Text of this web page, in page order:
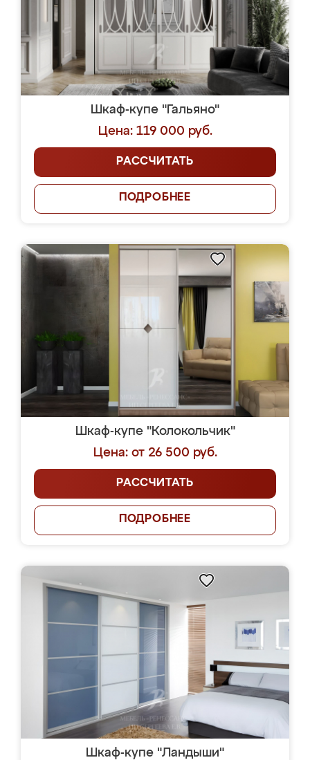
Шкаф-купе "Гальяно"
Цена: 119 000 руб.
РАССЧИТАТЬ
ПОДРОБНЕЕ
Шкаф-купе "Колокольчик"
Цена: от 26 500 руб.
РАССЧИТАТЬ
ПОДРОБНЕЕ
Шкаф-купе "Ландыши"